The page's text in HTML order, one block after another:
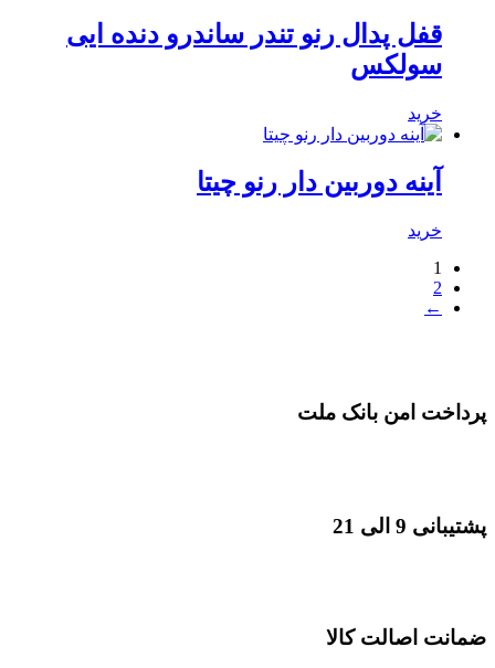
قفل پدال رنو تندر ساندرو دنده ایی
سولکس
خرید
آینه دوربین دار رنو چیتا
خرید
1
2
←
پرداخت امن بانک ملت
پشتیبانی 9 الی 21
ضمانت اصالت کالا